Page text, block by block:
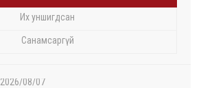
Их уншигдсан
Санамсаргүй
2026/08/07